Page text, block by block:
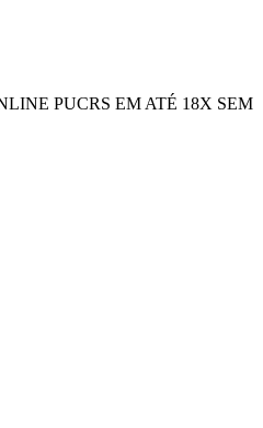
PUCRS EM ATÉ 18X SEM